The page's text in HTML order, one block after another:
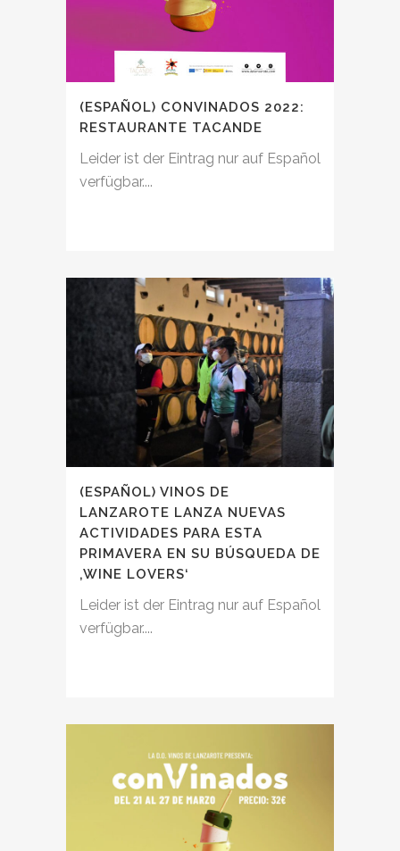
(ESPAÑOL) CONVINADOS 2022:
RESTAURANTE TACANDE
Leider ist der Eintrag nur auf Español
verfügbar....
(ESPAÑOL) VINOS DE
LANZAROTE LANZA NUEVAS
ACTIVIDADES PARA ESTA
PRIMAVERA EN SU BÚSQUEDA DE
‚WINE LOVERS‘
Leider ist der Eintrag nur auf Español
verfügbar....